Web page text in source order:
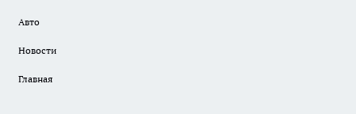
Авто
Новости
Главная